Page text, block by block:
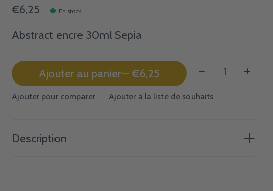
€6,25 En stock
Abstract encre 30ml Sepia
Ajouter au panier — €6,25 Quantité:
Ajouter pour comparer Ajouter à la liste de souhaits
Description